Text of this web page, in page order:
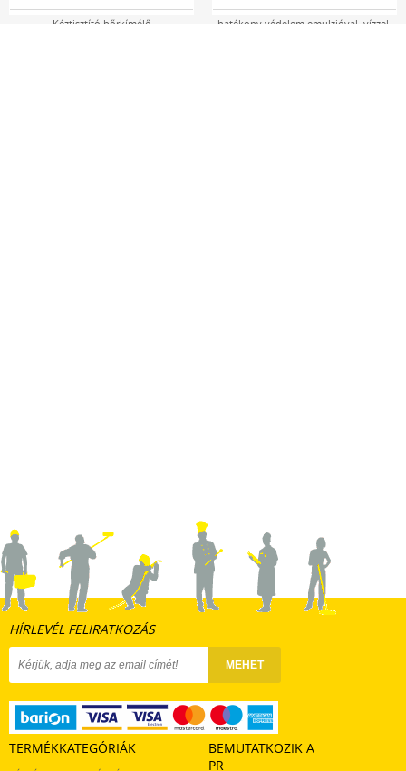
Kéztisztító bőrkímélő hatékony védelem emulzióval, vízzel,
HÍRLEVÉL FELIRATKOZÁS
MEHET
TERMÉKKATEGÓRIÁK
BEMUTATKOZIK A
PR